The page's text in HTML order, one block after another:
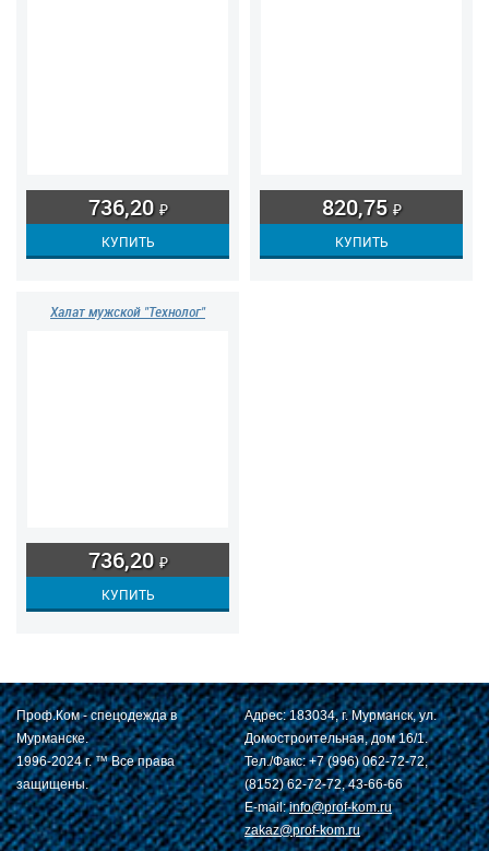
736,20 ₽ 820,75 ₽
Халат мужской "Технолог"
736,20 ₽
Проф.Ком - спецодежда в
Мурманске.
1996-2024 г. ™ Все права
защищены.
Адрес: 183034, г. Мурманск, ул.
Домостроительная, дом 16/1.
Тел./Факс: +7 (996) 062-72-72,
(8152) 62-72-72, 43-66-66
E-mail:info@prof-kom.ru
zakaz@prof-kom.ru